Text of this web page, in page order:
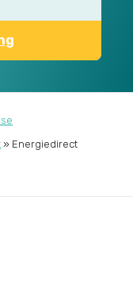
» Energiedirect